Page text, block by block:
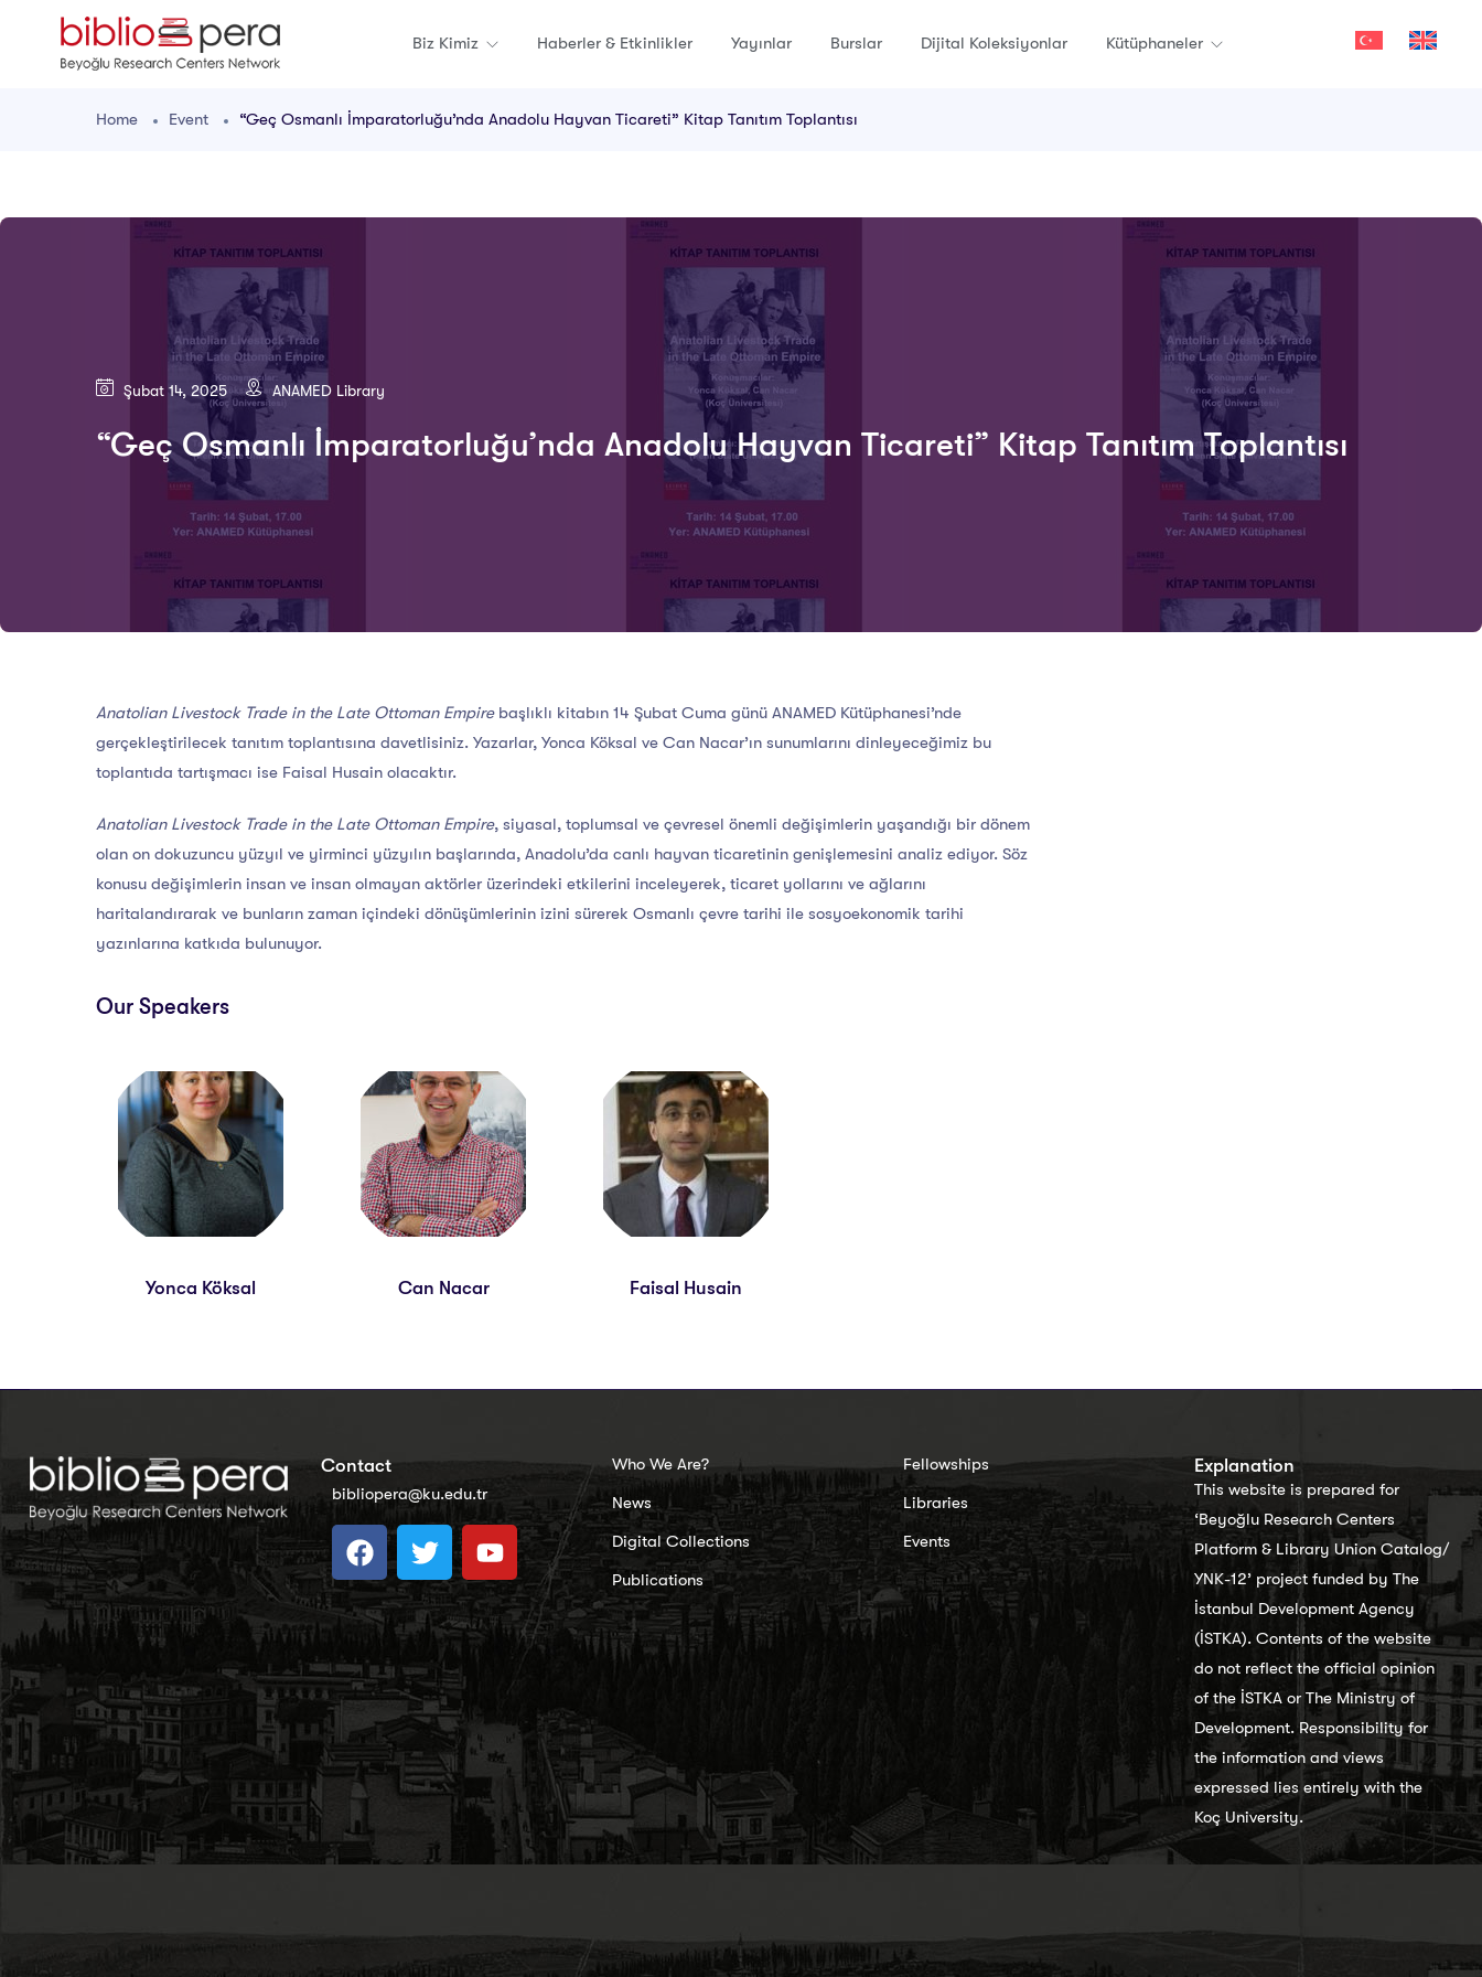
Biz Kimiz Haberler & Etkinlikler Yayınlar Burslar Dijital Koleksiyonlar Kütüphaneler
Home Event “Geç Osmanlı İmparatorluğu’nda Anadolu Hayvan Ticareti” Kitap Tanıtım Toplantısı
Şubat 14, 2025 ANAMED Library
“Geç Osmanlı İmparatorluğu’nda Anadolu Hayvan Ticareti” Kitap Tanıtım Toplantısı
Anatolian Livestock Trade in the Late Ottoman Empirebaşlıklı kitabın 14 Şubat Cuma günü ANAMED Kütüphanesi’nde
gerçekleştirilecek tanıtım toplantısına davetlisiniz. Yazarlar, Yonca Köksal ve Can Nacar’ın sunumlarını dinleyeceğimiz bu
toplantıda tartışmacı ise Faisal Husain olacaktır.
Anatolian Livestock Trade in the Late Ottoman Empire, siyasal, toplumsal ve çevresel önemli değişimlerin yaşandığı bir dönem
olan on dokuzuncu yüzyıl ve yirminci yüzyılın başlarında, Anadolu’da canlı hayvan ticaretinin genişlemesini analiz ediyor. Söz
konusu değişimlerin insan ve insan olmayan aktörler üzerindeki etkilerini inceleyerek, ticaret yollarını ve ağlarını
haritalandırarak ve bunların zaman içindeki dönüşümlerinin izini sürerek Osmanlı çevre tarihi ile sosyoekonomik tarihi
yazınlarına katkıda bulunuyor.
Our Speakers
Yonca Köksal Can Nacar Faisal Husain
Contact
bibliopera@ku.edu.tr
Who We Are?
News
Digital Collections
Publications
Fellowships
Libraries
Events
Explanation
This website is prepared for
‘Beyoğlu Research Centers
Platform & Library Union Catalog/
YNK-12’ project funded by The
İstanbul Development Agency
(İSTKA). Contents of the website
do not reflect the official opinion
of the İSTKA or The Ministry of
Development. Responsibility for
the information and views
expressed lies entirely with the
Koç University.